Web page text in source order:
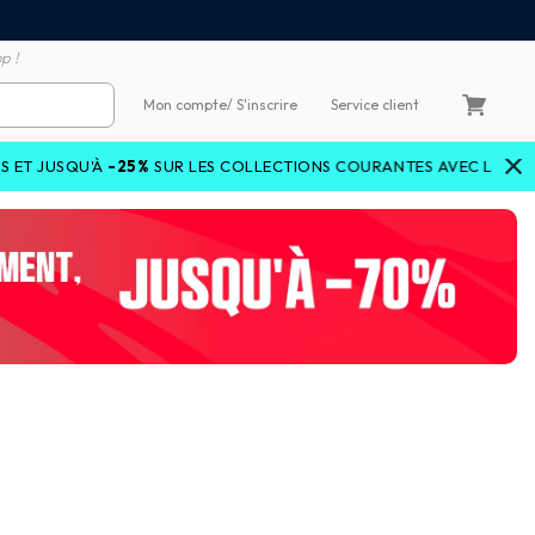
!
Mon compte/ S'inscrire Service client
SUR LES COLLECTIONS COURANTES AVEC LE CODE